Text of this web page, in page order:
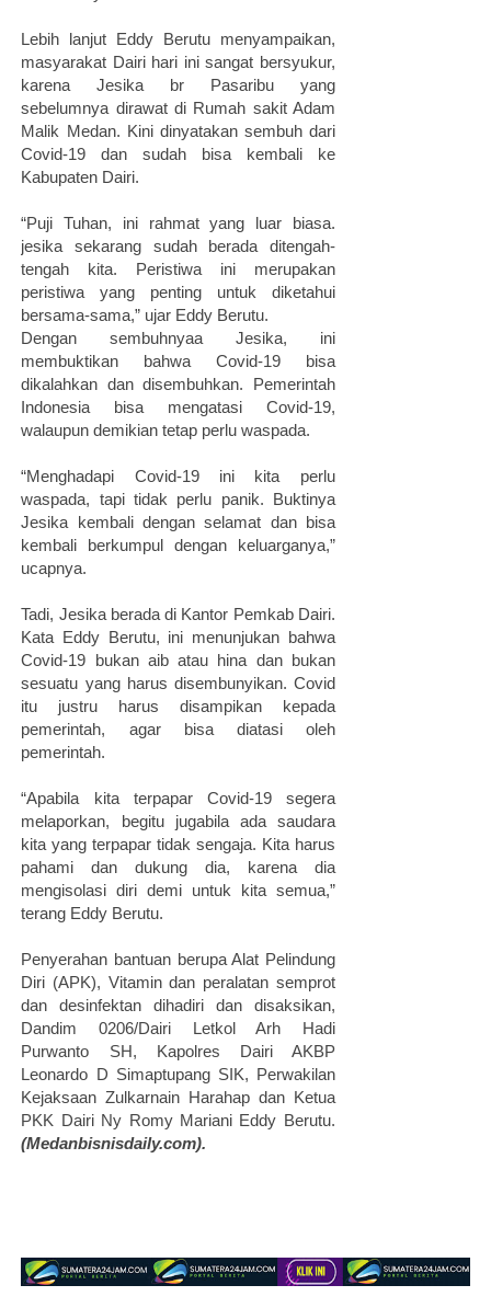
Lebih lanjut Eddy Berutu menyampaikan,
masyarakat Dairi hari ini sangat bersyukur,
karena Jesika br Pasaribu yang
sebelumnya dirawat di Rumah sakit Adam
Malik Medan. Kini dinyatakan sembuh dari
Covid-19 dan sudah bisa kembali ke
Kabupaten Dairi.
“Puji Tuhan, ini rahmat yang luar biasa.
jesika sekarang sudah berada ditengah-
tengah kita. Peristiwa ini merupakan
peristiwa yang penting untuk diketahui
bersama-sama,” ujar Eddy Berutu.
Dengan sembuhnyaa Jesika, ini
membuktikan bahwa Covid-19 bisa
dikalahkan dan disembuhkan. Pemerintah
Indonesia bisa mengatasi Covid-19,
walaupun demikian tetap perlu waspada.
“Menghadapi Covid-19 ini kita perlu
waspada, tapi tidak perlu panik. Buktinya
Jesika kembali dengan selamat dan bisa
kembali berkumpul dengan keluarganya,”
ucapnya.
Tadi, Jesika berada di Kantor Pemkab Dairi.
Kata Eddy Berutu, ini menunjukan bahwa
Covid-19 bukan aib atau hina dan bukan
sesuatu yang harus disembunyikan. Covid
itu justru harus disampikan kepada
pemerintah, agar bisa diatasi oleh
pemerintah.
“Apabila kita terpapar Covid-19 segera
melaporkan, begitu jugabila ada saudara
kita yang terpapar tidak sengaja. Kita harus
pahami dan dukung dia, karena dia
mengisolasi diri demi untuk kita semua,”
terang Eddy Berutu.
Penyerahan bantuan berupa Alat Pelindung
Diri (APK), Vitamin dan peralatan semprot
dan desinfektan dihadiri dan disaksikan,
Dandim 0206/Dairi Letkol Arh Hadi
Purwanto SH, Kapolres Dairi AKBP
Leonardo D Simaptupang SIK, Perwakilan
Kejaksaan Zulkarnain Harahap dan Ketua
PKK Dairi Ny Romy Mariani Eddy Berutu.
(Medanbisnisdaily.com).